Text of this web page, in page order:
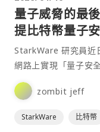
量子威脅的最
提比特幣量子
增
StarkWare 研究員近
網路上實現「量子安
行任何修改。不過，
zombit jeff
StarkWare 比特幣